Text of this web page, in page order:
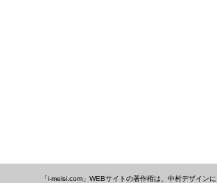
「i-meisi.com」WEBサイトの著作権は、中村デザインに